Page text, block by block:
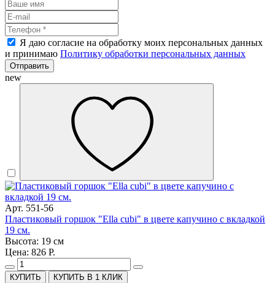
Я даю согласие на обработку моих персональных данных
и принимаю Политику обработки персональных данных
Отправить
new
Арт. 551-56
Пластиковый горшок "Ella cubi" в цвете капучино с вкладкой
19 см.
Высота: 19 см
Цена: 826 Р.
КУПИТЬ В 1 КЛИК